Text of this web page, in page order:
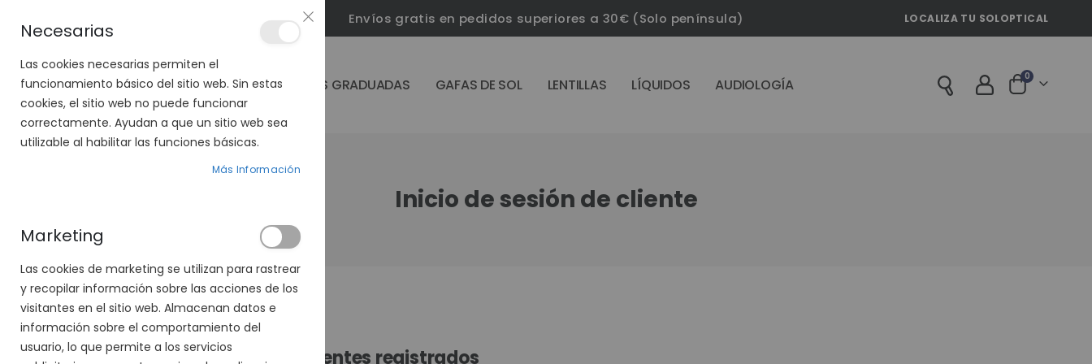
Envíos gratis en pedidos superiores a 30€ (Solo península) LOCALIZA TU SOLOPTICAL
GAFAS GRADUADAS GAFAS DE SOL LENTILLAS LÍQUIDOS AUDIOLOGÍA Cart
0artículos
Inicio de sesión de cliente
Clientes registrados
Necesarias
Las cookies necesarias permiten el
funcionamiento básico del sitio web. Sin estas
cookies, el sitio web no puede funcionar
correctamente. Ayudan a que un sitio web sea
utilizable al habilitar las funciones básicas.
Más Información
Marketing
Las cookies de marketing se utilizan para rastrear
y recopilar información sobre las acciones de los
visitantes en el sitio web. Almacenan datos e
información sobre el comportamiento del
usuario, lo que permite a los servicios